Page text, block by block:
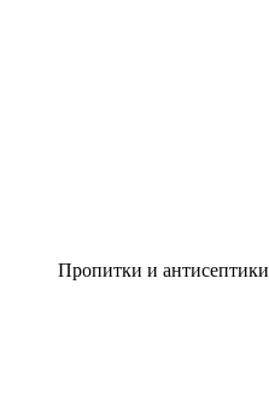
Пропитки и антисептики